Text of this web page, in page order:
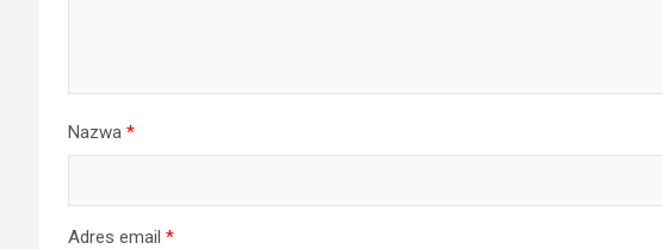
Nazwa *
Adres email *